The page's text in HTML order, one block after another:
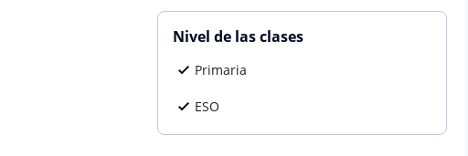
Nivel de las clases
Primaria
ESO